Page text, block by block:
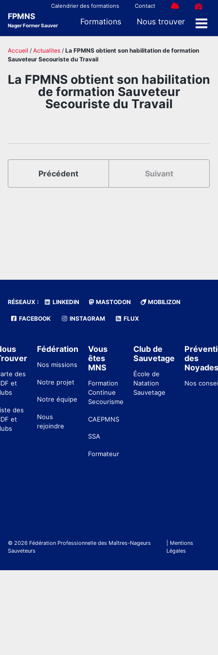
primary
content
footer
Calendrier des formations Contact
FPMNS
Nager Former Sauver Formations Nous trouver
Accueil / Actualites / La FPMNS obtient son habilitation de formation
Sauveteur Secouriste du Travail
La FPMNS obtient son habilitation
de formation Sauveteur
Secouriste du Travail
Précédent Suivant
RÉSEAUX : LINKEDIN MASTODON MOBILIZON
FACEBOOK INSTAGRAM FLUX
des
et
des
et
Fédération
Nos missions
Notre projet
Notre équipe
Nous
rejoindre
Vous
êtes
MNS
Formation
Continue
Secourisme
CAEPMNS
SSA
Formateur
Club de
Sauvetage
École de
Natation
Sauvetage
des
Noyades
Nos
© 2026 Fédération Professionnelle des Maîtres-Nageurs
Sauveteurs
| Mentions
Légales